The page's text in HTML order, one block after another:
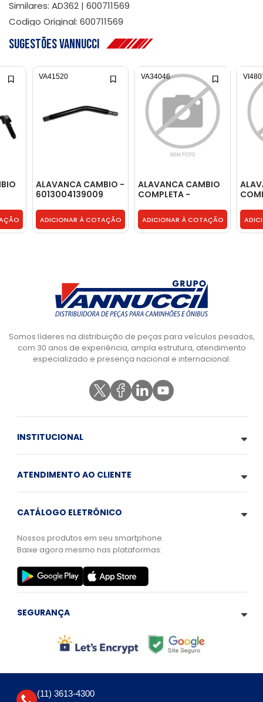
Similares: AD362 | 600711569
Codigo Original: 600711569
Sugestões Vannucci
ALAVANCA CAMBIO -
6013004139009
ADICIONAR À COTAÇÃO
VA41520
ALAVANCA CAMBIO
COMPLETA -
ADICIONAR À COTAÇÃO
VA34046
Somos líderes na distribuição de peças para veículos pesados,
com 30 anos de experiência, ampla estrutura, atendimento
especializado e presença nacional e internacional.
INSTITUCIONAL
ATENDIMENTO AO CLIENTE
CATÁLOGO ELETRÔNICO
Nossos produtos em seu smartphone.
Baixe agora mesmo nas plataformas:
SEGURANÇA
(11) 3613-4300